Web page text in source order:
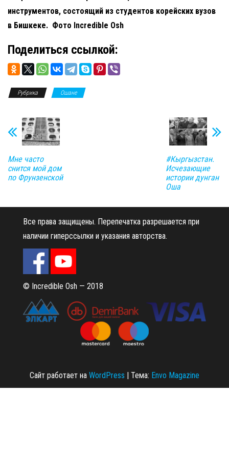
инструментов, состоящий из студентов корейских вузов
в Бишкеке. Фото Incredible Osh
Поделиться ссылкой:
Рубрика Ошане
Мне часто
снится мой дом
по Фрунзенской
#Кыргызстан.
Исчезающие
истории дунган
Оша
Все права защищены. Перепечатка разрешается при
наличии гиперссылки и указания авторства.
© Incredible Osh — 2018
Сайт работает на WordPress | Тема: Envo Magazine